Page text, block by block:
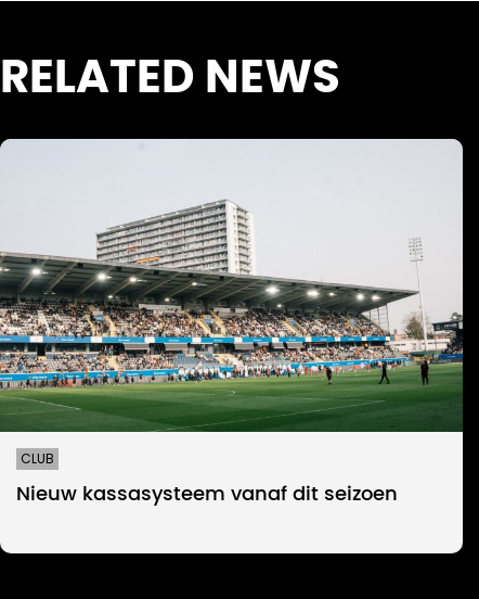
RELATED NEWS
CLUB
Nieuw kassasysteem vanaf dit seizoen